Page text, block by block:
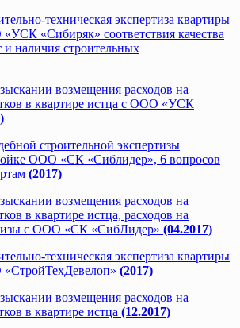
техническая экспертиза квартиры
«Сибиряк» соответствия качества
наличия строительных
возмещения расходов на
в квартире истца с ООО «УСК
строительной экспертизы
ООО «СК «Сиблидер», 6 вопросов
(2017)
возмещения расходов на
в квартире истца, расходов на
с ООО «СК «СибЛидер» (04.2017)
техническая экспертиза квартиры
(2017)
возмещения расходов на
в квартире истца (12.2017)